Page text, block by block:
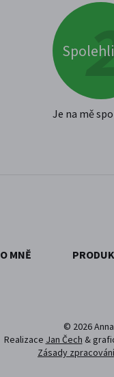
Je na mě
O MNĚ
© 2026
Realizace Jan Čech &
Zásady